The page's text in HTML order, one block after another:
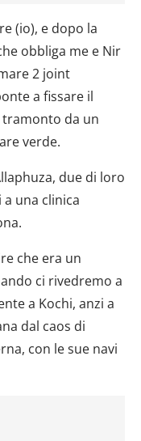
(io), e dopo la
obbliga me e Nir
2 joint
a fissare il
da un
verde.
due di loro
una clinica
che era un
ci rivedremo a
a Kochi, anzi a
dal caos di
con le sue navi